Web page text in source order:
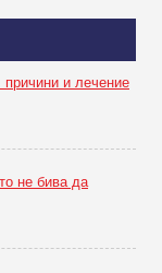
и лечение
не бива да